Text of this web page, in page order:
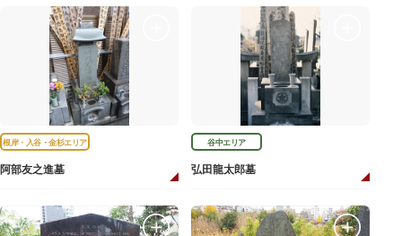
根岸・入谷・金杉エリア
阿部友之進墓
谷中エリア
弘田龍太郎墓